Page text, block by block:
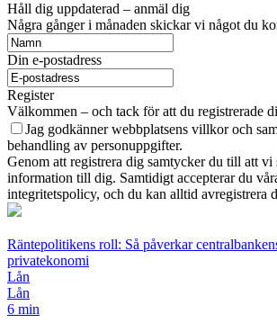
Håll dig uppdaterad – anmäl dig
Några gånger i månaden skickar vi något du
Din e-postadress
Register
Välkommen – och tack för att du registrerade
Jag godkänner webbplatsens villkor och
behandling av personuppgifter.
Genom att registrera dig samtycker du till att vi
information till dig. Samtidigt accepterar du
integritetspolicy, och du kan alltid avregistrera
Räntepolitikens roll: Så påverkar
privatekonomi
Lån
Lån
6 min